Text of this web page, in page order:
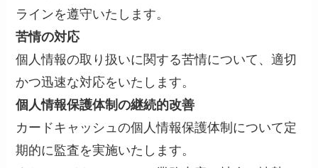
ラインを遵守いたします。
苦情の対応
個人情報の取り扱いに関する苦情について、適切
かつ迅速な対応をいたします。
個人情報保護体制の継続的改善
カードキャッシュの個人情報保護体制について定
期的に監査を実施いたします。